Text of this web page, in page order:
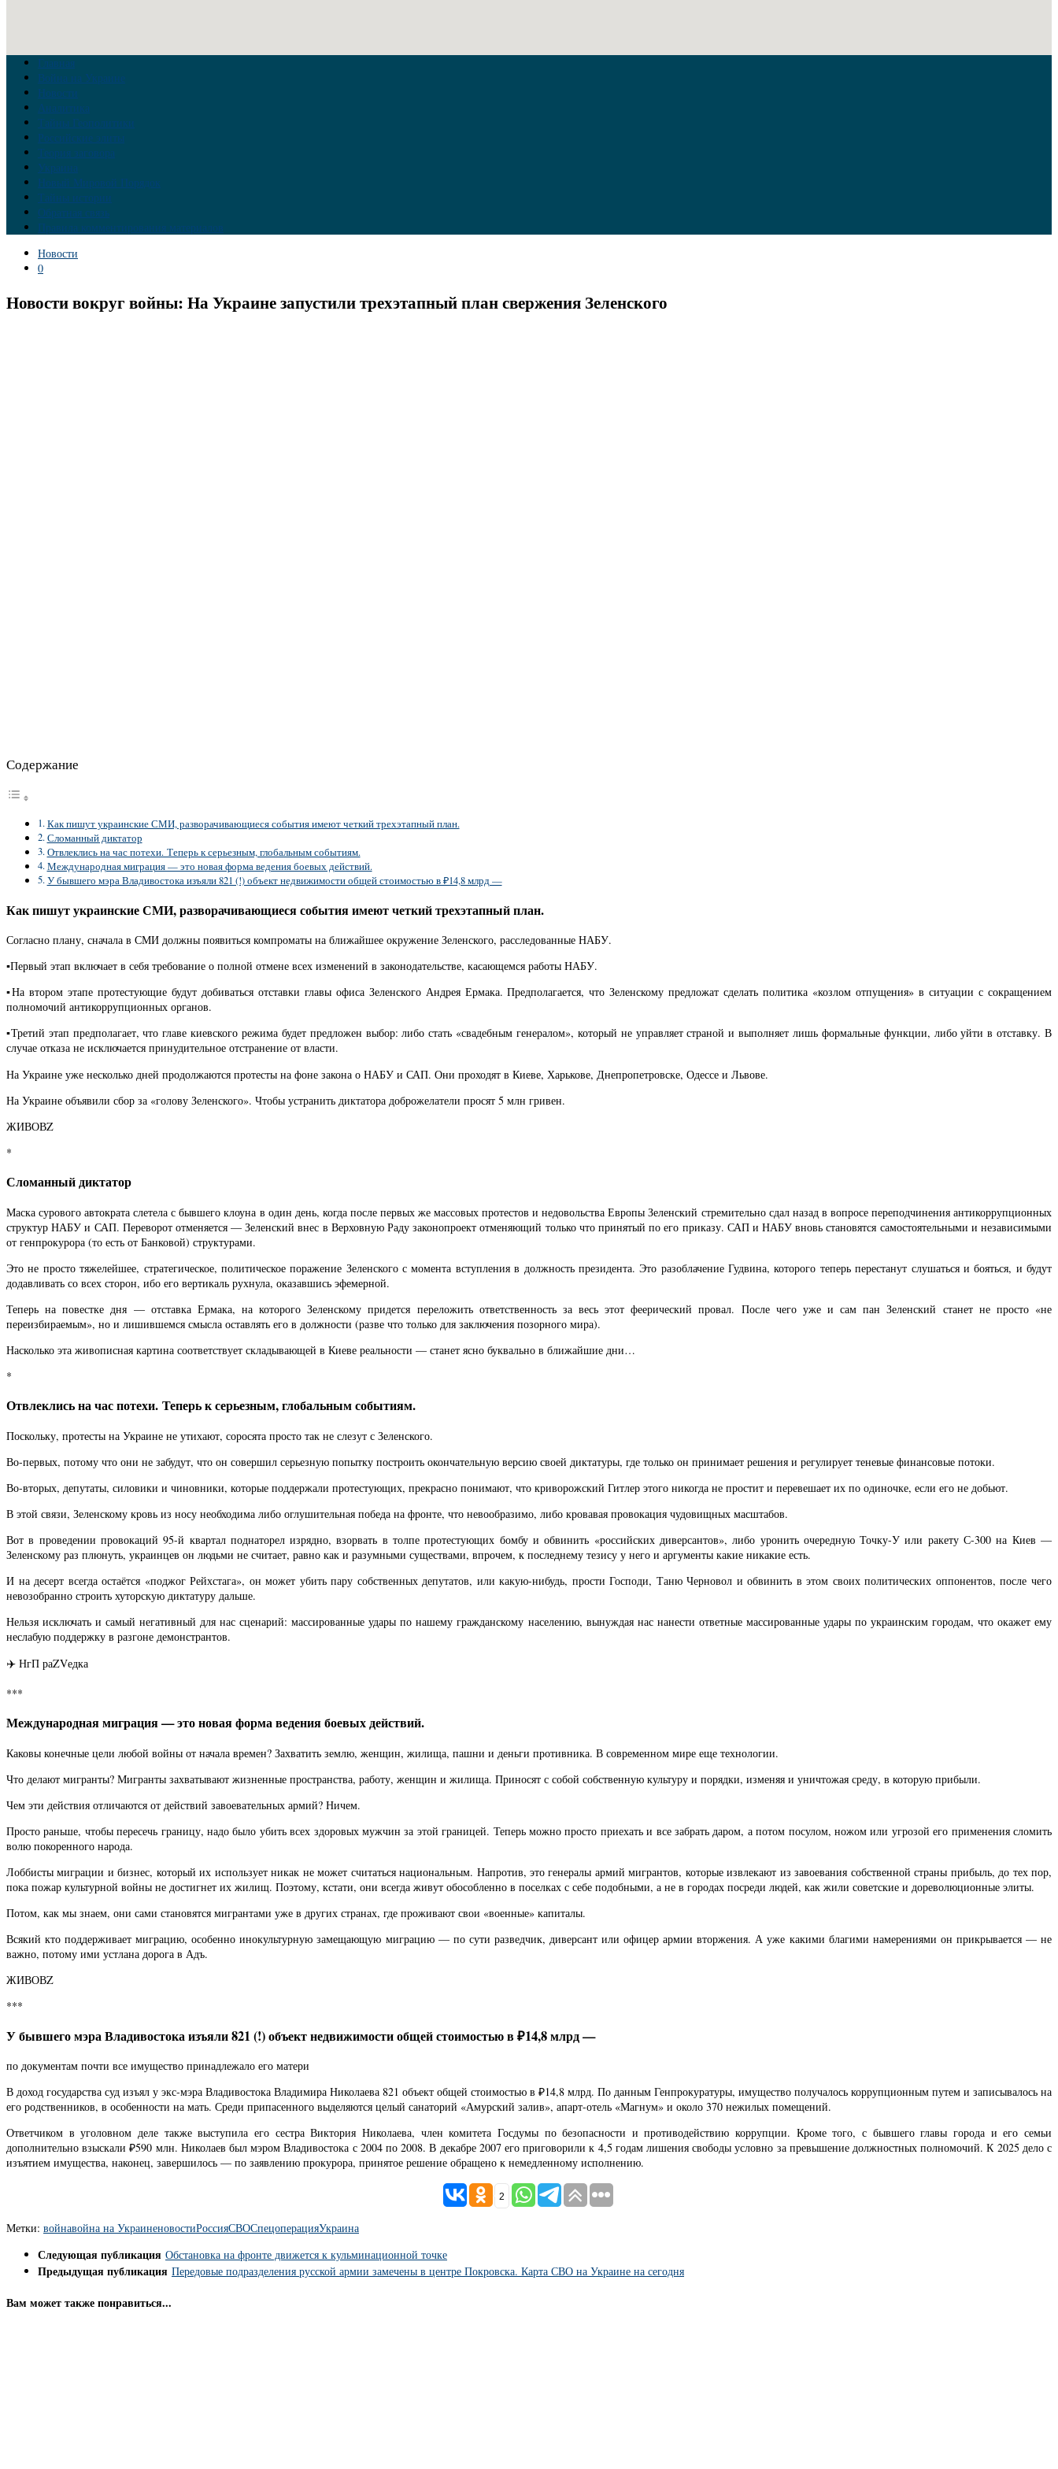
Главная
Война на Украине
Новости
Аналитика
Тайны Геополитики
Российские элиты
Теория заговора
Украина
Новый Мировой Порядок
Тайны истории
Обратная связь
Правила комментирования материалов
Новости
0
Новости вокруг войны: На Украине запустили трехэтапный план свержения Зеленского
Содержание
Как пишут украинские СМИ, разворачивающиеся события имеют четкий трехэтапный план.
Сломанный диктатор
Отвлеклись на час потехи. Теперь к серьезным, глобальным событиям.
Международная миграция — это новая форма ведения боевых действий.
У бывшего мэра Владивостока изъяли 821 (!) объект недвижимости общей стоимостью в ₽14,8 млрд —
Как пишут украинские СМИ, разворачивающиеся события имеют четкий трехэтапный план.
Согласно плану, сначала в СМИ должны появиться компроматы на ближайшее окружение Зеленского, расследованные НАБУ.
▪️Первый этап включает в себя требование о полной отмене всех изменений в законодательстве, касающемся работы НАБУ.
▪️На втором этапе протестующие будут добиваться отставки главы офиса Зеленского Андрея Ермака. Предполагается, что Зеленскому предложат сделать политика «козлом отпущения» в ситуации с сокращением
полномочий антикоррупционных органов.
▪️Третий этап предполагает, что главе киевского режима будет предложен выбор: либо стать «свадебным генералом», который не управляет страной и выполняет лишь формальные функции, либо уйти в отставку. В
случае отказа не исключается принудительное отстранение от власти.
На Украине уже несколько дней продолжаются протесты на фоне закона о НАБУ и САП. Они проходят в Киеве, Харькове, Днепропетровске, Одессе и Львове.
На Украине объявили сбор за «голову Зеленского». Чтобы устранить диктатора доброжелатели просят 5 млн гривен.
ЖИВОВZ
*
Сломанный диктатор
Маска сурового автократа слетела с бывшего клоуна в один день, когда после первых же массовых протестов и недовольства Европы Зеленский стремительно сдал назад в вопросе переподчинения антикоррупционных
структур НАБУ и САП. Переворот отменяется — Зеленский внес в Верховную Раду законопроект отменяющий только что принятый по его приказу. САП и НАБУ вновь становятся самостоятельными и независимыми
от генпрокурора (то есть от Банковой) структурами.
Это не просто тяжелейшее, стратегическое, политическое поражение Зеленского с момента вступления в должность президента. Это разоблачение Гудвина, которого теперь перестанут слушаться и бояться, и будут
додавливать со всех сторон, ибо его вертикаль рухнула, оказавшись эфемерной.
Теперь на повестке дня — отставка Ермака, на которого Зеленскому придется переложить ответственность за весь этот феерический провал. После чего уже и сам пан Зеленский станет не просто «не
переизбираемым», но и лишившемся смысла оставлять его в должности (разве что только для заключения позорного мира).
Насколько эта живописная картина соответствует складывающей в Киеве реальности — станет ясно буквально в ближайшие дни…
*
Отвлеклись на час потехи. Теперь к серьезным, глобальным событиям.
Поскольку, протесты на Украине не утихают, соросята просто так не слезут с Зеленского.
Во-первых, потому что они не забудут, что он совершил серьезную попытку построить окончательную версию своей диктатуры, где только он принимает решения и регулирует теневые финансовые потоки.
Во-вторых, депутаты, силовики и чиновники, которые поддержали протестующих, прекрасно понимают, что криворожский Гитлер этого никогда не простит и перевешает их по одиночке, если его не добьют.
В этой связи, Зеленскому кровь из носу необходима либо оглушительная победа на фронте, что невообразимо, либо кровавая провокация чудовищных масштабов.
Вот в проведении провокаций 95-й квартал поднаторел изрядно, взорвать в толпе протестующих бомбу и обвинить «российских диверсантов», либо уронить очередную Точку-У или ракету С-300 на Киев —
Зеленскому раз плюнуть, украинцев он людьми не считает, равно как и разумными существами, впрочем, к последнему тезису у него и аргументы какие никакие есть.
И на десерт всегда остаётся «поджог Рейхстага», он может убить пару собственных депутатов, или какую-нибудь, прости Господи, Таню Черновол и обвинить в этом своих политических оппонентов, после чего
невозобранно строить хуторскую диктатуру дальше.
Нельзя исключать и самый негативный для нас сценарий: массированные удары по нашему гражданскому населению, вынуждая нас нанести ответные массированные удары по украинским городам, что окажет ему
неслабую поддержку в разгоне демонстрантов.
✈️ НгП раZVедка
***
Международная миграция — это новая форма ведения боевых действий.
Каковы конечные цели любой войны от начала времен? Захватить землю, женщин, жилища, пашни и деньги противника. В современном мире еще технологии.
Что делают мигранты? Мигранты захватывают жизненные пространства, работу, женщин и жилища. Приносят с собой собственную культуру и порядки, изменяя и уничтожая среду, в которую прибыли.
Чем эти действия отличаются от действий завоевательных армий? Ничем.
Просто раньше, чтобы пересечь границу, надо было убить всех здоровых мужчин за этой границей. Теперь можно просто приехать и все забрать даром, а потом посулом, ножом или угрозой его применения сломить
волю покоренного народа.
Лоббисты миграции и бизнес, который их использует никак не может считаться национальным. Напротив, это генералы армий мигрантов, которые извлекают из завоевания собственной страны прибыль, до тех пор,
пока пожар культурной войны не достигнет их жилищ. Поэтому, кстати, они всегда живут обособленно в поселках с себе подобными, а не в городах посреди людей, как жили советские и дореволюционные элиты.
Потом, как мы знаем, они сами становятся мигрантами уже в других странах, где проживают свои «военные» капиталы.
Всякий кто поддерживает миграцию, особенно инокультурную замещающую миграцию — по сути разведчик, диверсант или офицер армии вторжения. А уже какими благими намерениями он прикрывается — не
важно, потому ими устлана дорога в Адъ.
ЖИВОВZ
***
У бывшего мэра Владивостока изъяли 821 (!) объект недвижимости общей стоимостью в ₽14,8 млрд —
по документам почти все имущество принадлежало его матери
В доход государства суд изъял у экс-мэра Владивостока Владимира Николаева 821 объект общей стоимостью в ₽14,8 млрд. По данным Генпрокуратуры, имущество получалось коррупционным путем и записывалось на
его родственников, в особенности на мать. Среди припасенного выделяются целый санаторий «Амурский залив», апарт-отель «Магнум» и около 370 нежилых помещений.
Ответчиком в уголовном деле также выступила его сестра Виктория Николаева, член комитета Госдумы по безопасности и противодействию коррупции. Кроме того, с бывшего главы города и его семьи
дополнительно взыскали ₽590 млн. Николаев был мэром Владивостока с 2004 по 2008. В декабре 2007 его приговорили к 4,5 годам лишения свободы условно за превышение должностных полномочий. К 2025 дело с
изъятием имущества, наконец, завершилось — по заявлению прокурора, принятое решение обращено к немедленному исполнению.
2
Метки: войнавойна на УкраиненовостиРоссияСВОСпецоперацияУкраина
Следующая публикация Обстановка на фронте движется к кульминационной точке
Предыдущая публикация Передовые подразделения русской армии замечены в центре Покровска. Карта СВО на Украине на сегодня
Вам может также понравиться...